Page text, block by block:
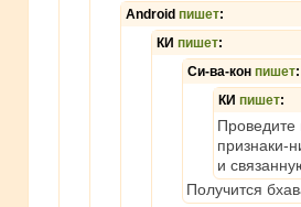
Android пишет:
КИ пишет:
Си-ва-кон пишет:
КИ пишет:
Проведите
признаки-
и
Получится